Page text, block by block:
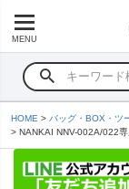
MENU
HOME
バッグ・BOX・ツ
NANKAI NNV-002A/022